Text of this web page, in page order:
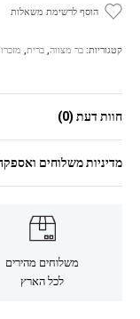
הוסף לרשימת משאלות
קטגוריות: בר מצווה, ברית,
חוות דעת (0)
מדיניות משלוחים
משלוחים מהירים
לכל הארץ